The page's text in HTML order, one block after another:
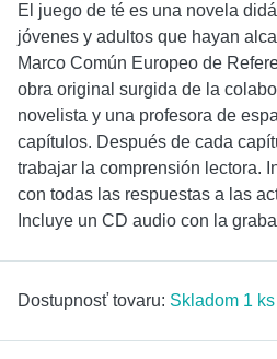
El juego de té es una novela
jóvenes y adultos que hayan
Marco Común Europeo de
obra original surgida de la
novelista y una profesora de
capítulos. Después de cada
trabajar la comprensión lectora.
con todas las respuestas a las
Incluye un CD audio con la
Dostupnosť tovaru: Skladom 1 ks